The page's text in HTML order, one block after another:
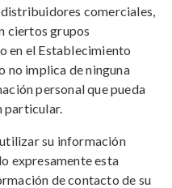
comerciales,
ciertos grupos
en el Establecimiento
no implica de ninguna
personal que pueda
particular.
su información
expresamente esta
de contacto de su